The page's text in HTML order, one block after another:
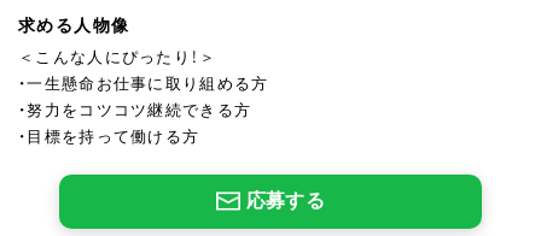
求める人物像
＜こんな人にぴったり！＞
・一生懸命お仕事に取り組める方
・努力をコツコツ継続できる方
・目標を持って働ける方
応募する